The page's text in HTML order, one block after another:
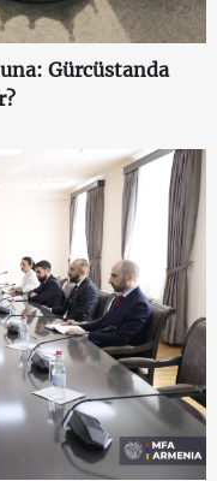
Gürcüstanda